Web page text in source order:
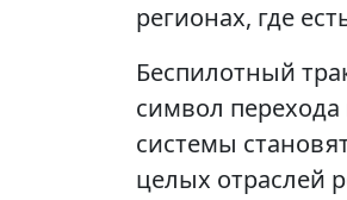
регионах, где
Беспилотный
символ
системы
целых отраслей